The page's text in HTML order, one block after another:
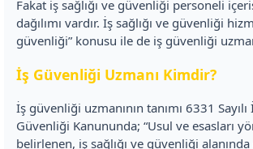
Fakat iş sağlığı ve güvenliği personeli
dağılımı vardır. İş sağlığı ve güvenliği
güvenliği” konusu ile de iş güvenliği
İş Güvenliği Uzmanı Kimdir?
İş güvenliği uzmanının tanımı 6331 Sayılı
Güvenliği Kanununda; “Usul ve esasları
belirlenen, iş sağlığı ve güvenliği